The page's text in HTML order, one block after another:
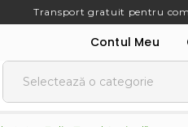
Transport gratuit pentru
Contul Meu